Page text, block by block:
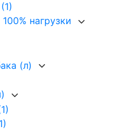
(1)
нагрузки
(л)